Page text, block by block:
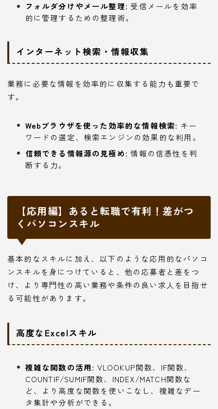
フォルダ分けやメール整理: 受信メールを効率
的に管理するための整理術。
インターネット検索・情報収集
業務に必要な情報を効率的に収集する能力も重要で
す。
Webブラウザを使った効率的な情報検索: キー
ワードの選定、検索エンジンの効果的な利用。
信頼できる情報源の見極め: 情報の信憑性を判
断する力。
【応用編】あると転職で有利！差がつ
くパソコンスキル
基本的なスキルに加え、以下のような応用的なパソコ
ンスキルを身につけていると、他の応募者と差をつ
け、より専門性の高い業務や条件の良い求人を目指せ
る可能性があります。
高度なExcelスキル
複雑な関数の活用: VLOOKUP関数、IF関数、
COUNTIF/SUMIF関数、INDEX/MATCH関数な
ど、より高度な関数を使いこなし、複雑なデー
タ集計や分析ができる。